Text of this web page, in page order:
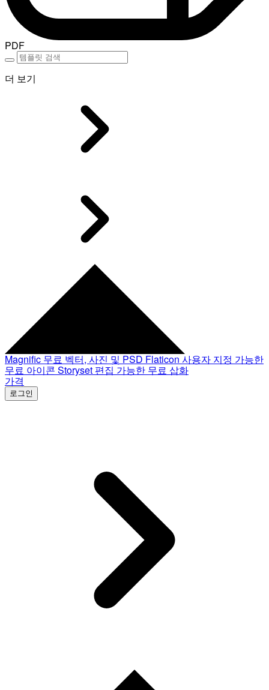
PDF
더 보기
Magnific 무료 벡터, 사진 및 PSD Flaticon 사용자 지정 가능한
무료 아이콘 Storyset 편집 가능한 무료 삽화
가격
로그인